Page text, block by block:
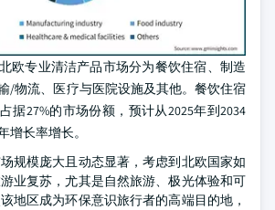
欧专业清洁产品市场分为餐饮住宿、制造
/物流、医疗与医院设施及其他。餐饮住宿
据27%的市场份额，预计从2025年到2034
增长率增长。
规模庞大且动态显著，考虑到北欧国家如
业复苏，尤其是自然旅游、极光体验和可
地区成为环保意识旅行者的高端目的地，